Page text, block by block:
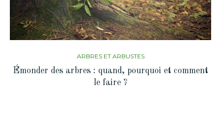
ARBRES ET ARBUSTES
Émonder des arbres : quand, pourquoi et comment
le faire ?